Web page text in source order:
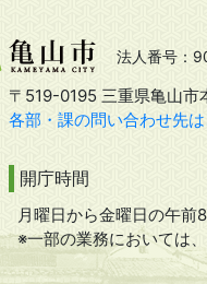
法人番号：
〒519-0195 三重県亀山市
各部・課の問い合わせ先
開庁時間
月曜日から金曜日の午
※一部の業務においては、